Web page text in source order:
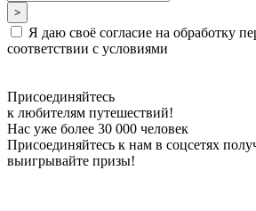
Я даю своё согласие на обработку
соответствии с условиями
Присоединяйтесь
к любителям путешествий!
Нас уже более 30 000 человек
Присоединяйтесь к нам в соцсетях
выигрывайте призы!